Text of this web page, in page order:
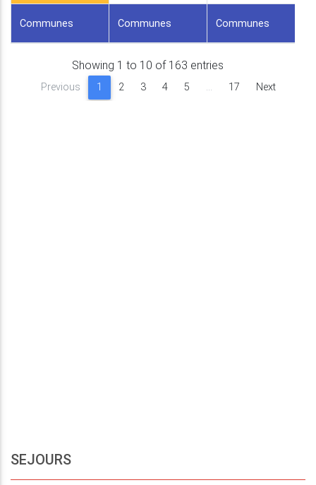
Communes Communes Communes
Showing 1 to 10 of 163 entries
Previous 1 2 3 4 5 … 17 Next
SEJOURS